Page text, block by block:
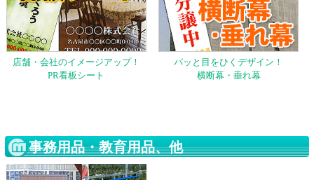
店舗・会社のイメージアップ！
PR看板シート
パッと目をひくデザイン！
横断幕・垂れ幕
事務用品・教育用品、他